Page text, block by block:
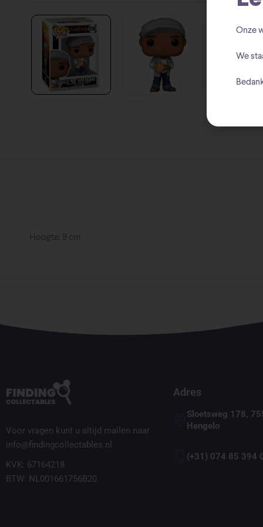
Hoogte: 9 cm
Voor vragen kunt u altijd mailen naar
info@findingcollectables.nl
KVK: 67164218
BTW: NL001661756B20
Adres
Sloetsweg 178,
Hengelo
(+31) 074 85 394
Onze
We